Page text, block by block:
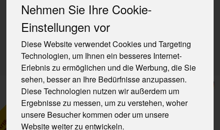
Nehmen Sie Ihre Cookie-
Einstellungen vor
Diese Website verwendet Cookies und Targeting
Technologien, um Ihnen ein besseres Internet-
Erlebnis zu ermöglichen und die Werbung, die Sie
sehen, besser an Ihre Bedürfnisse anzupassen.
Diese Technologien nutzen wir außerdem um
Ergebnisse zu messen, um zu verstehen, woher
unsere Besucher kommen oder um unsere
Website weiter zu entwickeln.
Hersteller Ernährung
Aktion!
Gebinde bestellen
bis zum 2.1.2027 Aktion!
Artikel als Gebinde bestellen
bis zum 2.1.2027